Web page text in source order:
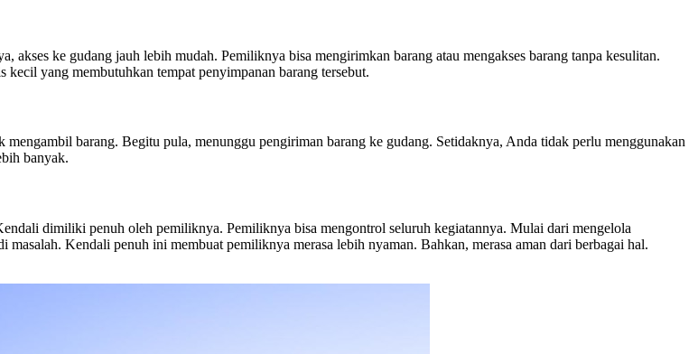
ke gudang jauh lebih mudah. Pemiliknya bisa mengirimkan barang atau mengakses barang tanpa kesulitan.
yang membutuhkan tempat penyimpanan barang tersebut.
barang. Begitu pula, menunggu pengiriman barang ke gudang. Setidaknya, Anda tidak perlu menggunakan
banyak.
dimiliki penuh oleh pemiliknya. Pemiliknya bisa mengontrol seluruh kegiatannya. Mulai dari mengelola
Kendali penuh ini membuat pemiliknya merasa lebih nyaman. Bahkan, merasa aman dari berbagai hal.